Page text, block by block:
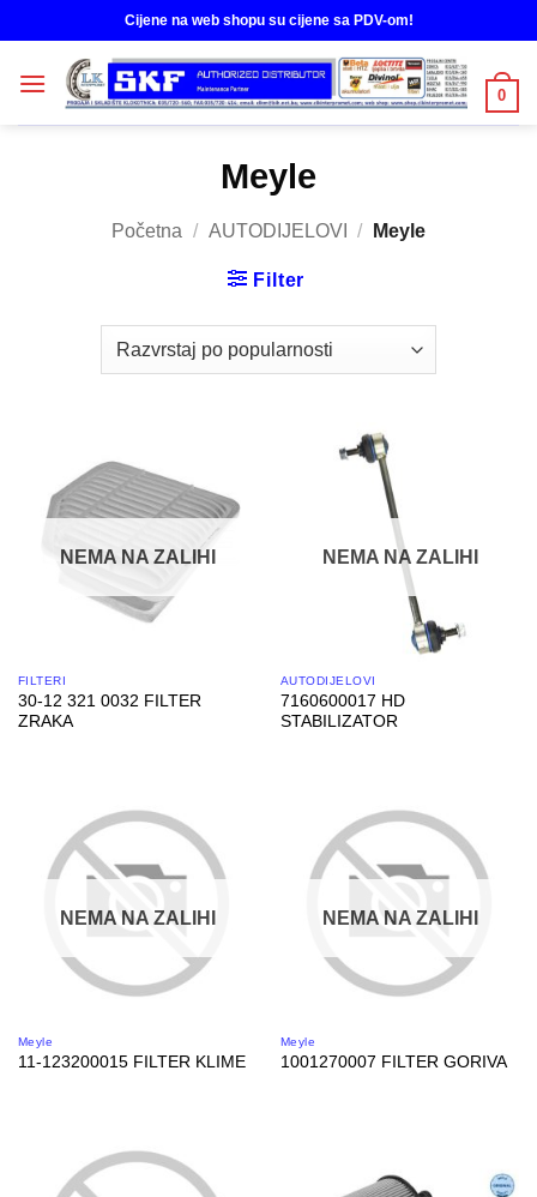
to
content
Cijene na web shopu su cijene sa PDV-om!
0
Meyle
Početna / AUTODIJELOVI / Meyle
Filter
NEMA NA ZALIHI
FILTERI
30-12 321 0032 FILTER
ZRAKA
NEMA NA ZALIHI
AUTODIJELOVI
7160600017 HD
STABILIZATOR
NEMA NA ZALIHI
Meyle
11-123200015 FILTER KLIME
NEMA NA ZALIHI
Meyle
1001270007 FILTER GORIVA